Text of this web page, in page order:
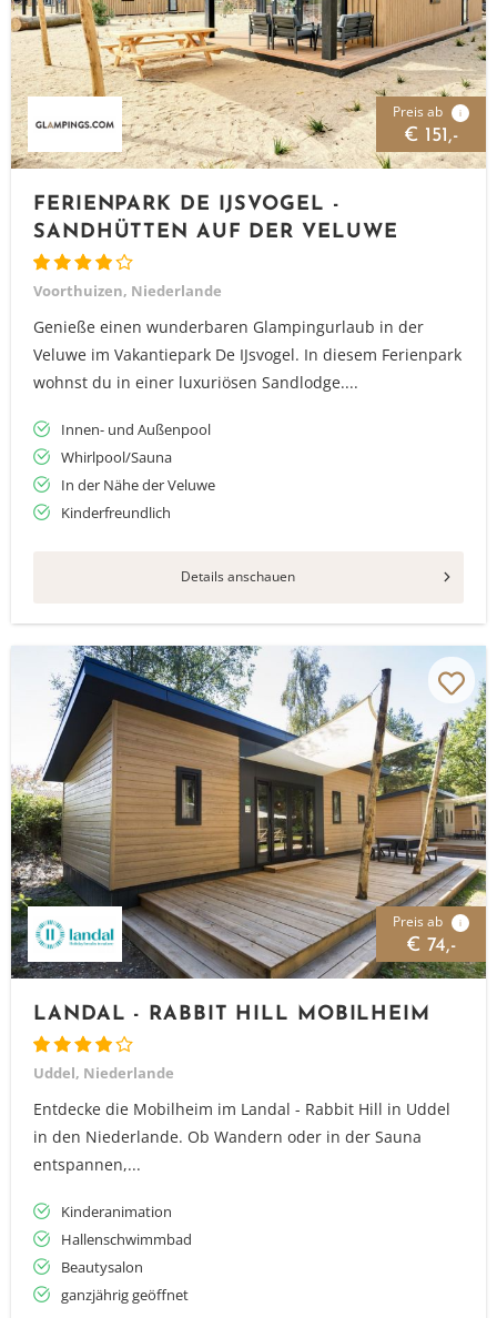
Preis ab i
€ 151,-
FERIENPARK DE IJSVOGEL -
SANDHÜTTEN AUF DER VELUWE
Voorthuizen, Niederlande
Genieße einen wunderbaren Glampingurlaub in der
Veluwe im Vakantiepark De IJsvogel. In diesem Ferienpark
wohnst du in einer luxuriösen Sandlodge....
Innen- und Außenpool
Whirlpool/Sauna
In der Nähe der Veluwe
Kinderfreundlich
Details anschauen
Preis ab i
€ 74,-
LANDAL - RABBIT HILL MOBILHEIM
Uddel, Niederlande
Entdecke die Mobilheim im Landal - Rabbit Hill in Uddel
in den Niederlande. Ob Wandern oder in der Sauna
entspannen,...
Kinderanimation
Hallenschwimmbad
Beautysalon
ganzjährig geöffnet